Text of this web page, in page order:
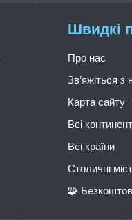
Швидкі
Про нас
Зв’яжіться з
Карта сайту
Всі
Всі країни
Столичні
🧩